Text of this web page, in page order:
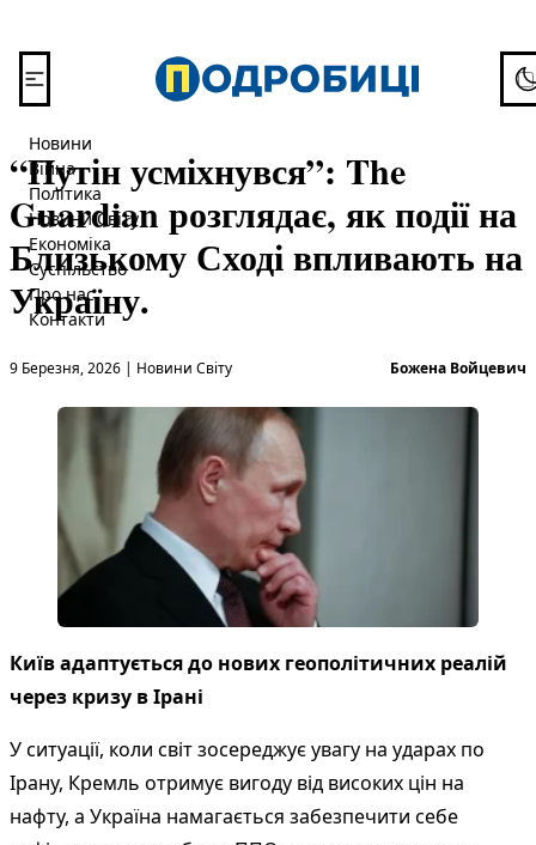
Новини
Війна
Політика
Новини Світу
Економіка
Суспільство
Про нас
Контакти
“Путін усміхнувся”: The
Guardian розглядає, як події на
Близькому Сході впливають на
Україну.
9 Березня, 2026 |
Опубліковано вНовини Світу Божена Войцевич
Київ адаптується до нових геополітичних реалій
через кризу в Ірані
У ситуації, коли світ зосереджує увагу на ударах по
Ірану, Кремль отримує вигоду від високих цін на
нафту, а Україна намагається забезпечити себе